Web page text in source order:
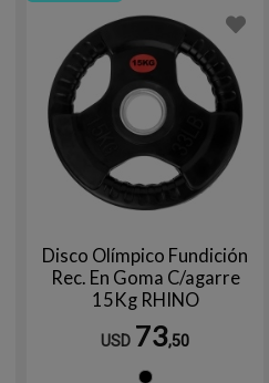
Disco Olímpico Fundición
Rec. En Goma C/agarre
15Kg RHINO
USD 73,50